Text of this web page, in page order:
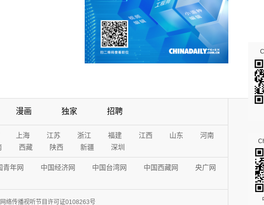
漫画 独家 招聘
上海 江苏 浙江 福建 江西 山东
河南
西藏 陕西 新疆 深圳
青年网 中国经济网 中国台湾网 中国西藏网
央广网
络传播视听节目许可证0108263号